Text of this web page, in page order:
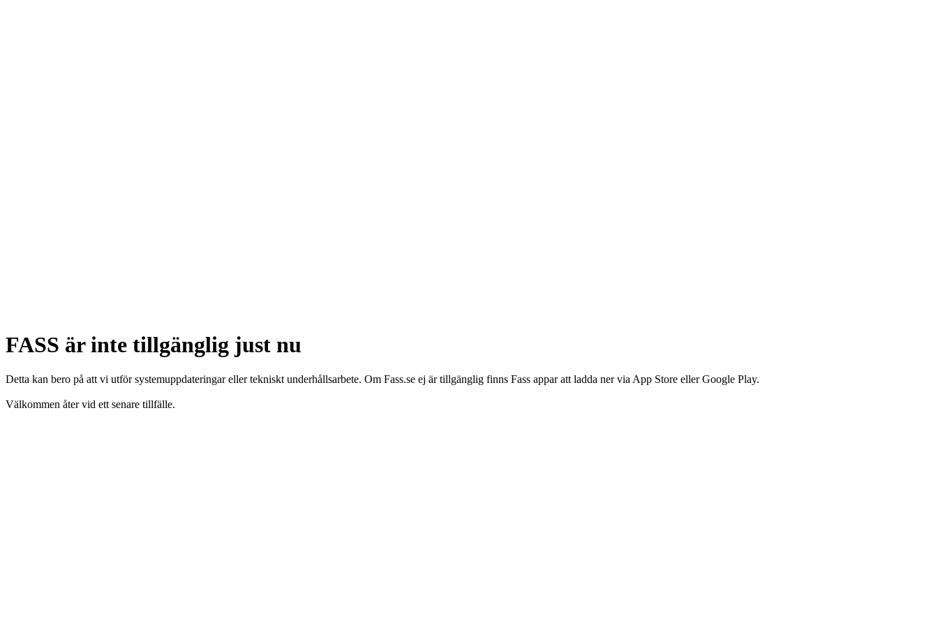
FASS är inte tillgänglig just nu
Detta kan bero på att vi utför systemuppdateringar eller tekniskt underhållsarbete. Om Fass.se ej är tillgänglig finns Fass appar att ladda ner via App Store eller Google Play.
Välkommen åter vid ett senare tillfälle.